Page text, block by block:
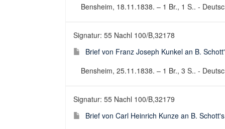
Bensheim, 18.11.1838. – 1 Br., 1 S.. -
Signatur: 55 Nachl 100/B,32178
Brief von Franz Joseph Kunkel an B.
Bensheim, 25.11.1838. – 1 Br., 3 S.. -
Signatur: 55 Nachl 100/B,32179
Brief von Carl Heinrich Kunze an B.